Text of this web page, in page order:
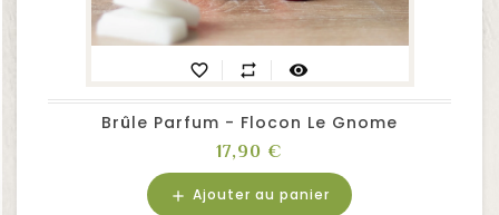
favorite_border repeat visibility
Brûle Parfum - Flocon Le Gnome
Prix
17,90 €
add Ajouter au panier